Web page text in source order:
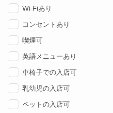
Wi-Fiあり
コンセントあり
喫煙可
英語メニューあり
車椅子での入店可
乳幼児の入店可
ペットの入店可